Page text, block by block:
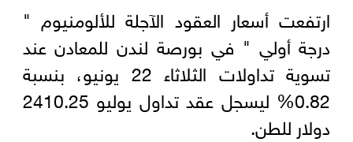
ارتفعت أسعار العقود الآجلة للألومنيوم "
درجة أولي " في بورصة لندن للمعادن عند
تسوية تداولات الثلاثاء 22 يونيو، بنسبة
0.82% ليسجل عقد تداول يوليو 2410.25
دولار للطن.